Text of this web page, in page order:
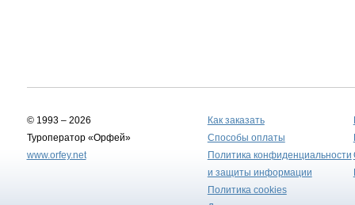
© 1993 – 2026
Туроператор «Орфей»
www.orfey.net
Как заказать
Способы оплаты
Политика конфиденциальности
и защиты информации
Политика cookies